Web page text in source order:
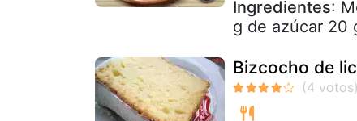
Ingredientes:
g de azúcar 20
Bizcocho de